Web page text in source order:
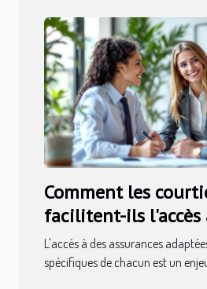
Comment les
facilitent-ils l'accès
assurances sur
L'accès à des assurances
spécifiques de chacun est un